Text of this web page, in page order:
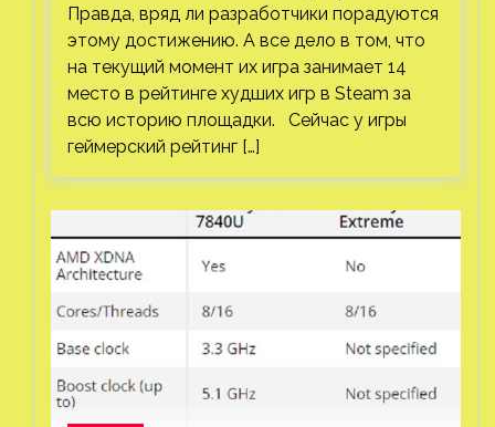
Правда, вряд ли разработчики порадуются
этому достижению. А все дело в том, что
на текущий момент их игра занимает 14
место в рейтинге худших игр в Steam за
всю историю площадки. Сейчас у игры
геймерский рейтинг […]